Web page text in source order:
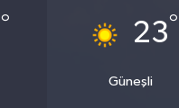
° 23°
Güneşli